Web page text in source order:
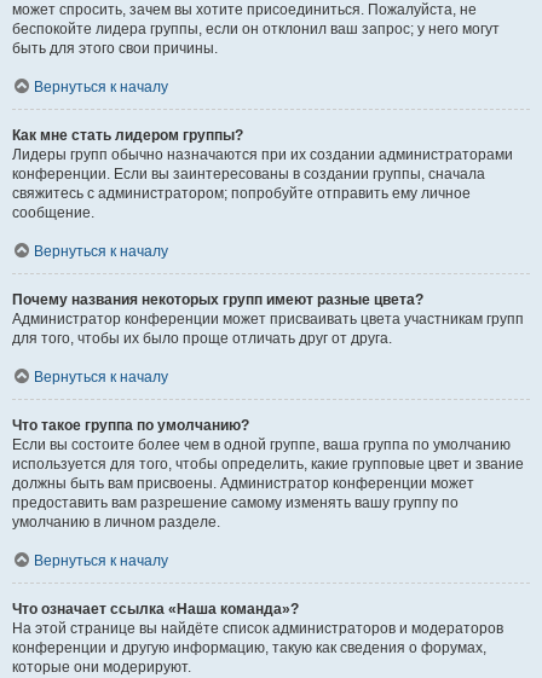
может спросить, зачем вы хотите присоединиться. Пожалуйста, не
беспокойте лидера группы, если он отклонил ваш запрос; у него могут
быть для этого свои причины.
Вернуться к началу
Как мне стать лидером группы?
Лидеры групп обычно назначаются при их создании администраторами
конференции. Если вы заинтересованы в создании группы, сначала
свяжитесь с администратором; попробуйте отправить ему личное
сообщение.
Вернуться к началу
Почему названия некоторых групп имеют разные цвета?
Администратор конференции может присваивать цвета участникам групп
для того, чтобы их было проще отличать друг от друга.
Вернуться к началу
Что такое группа по умолчанию?
Если вы состоите более чем в одной группе, ваша группа по умолчанию
используется для того, чтобы определить, какие групповые цвет и звание
должны быть вам присвоены. Администратор конференции может
предоставить вам разрешение самому изменять вашу группу по
умолчанию в личном разделе.
Вернуться к началу
Что означает ссылка «Наша команда»?
На этой странице вы найдёте список администраторов и модераторов
конференции и другую информацию, такую как сведения о форумах,
которые они модерируют.